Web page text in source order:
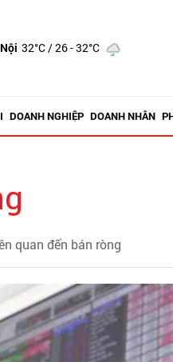
32°C/ 26 - 32°C
DOANH NGHIỆP DOANH NHÂN
quan đến bán ròng